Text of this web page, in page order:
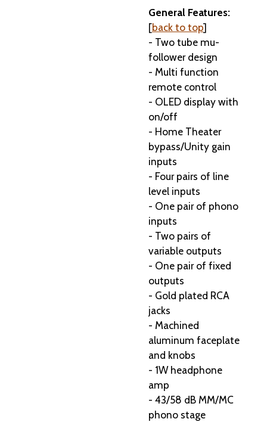
General Features:
[back to top]
- Two tube mu-
follower design
- Multi function
remote control
- OLED display with
on/off
- Home Theater
bypass/Unity gain
inputs
- Four pairs of line
level inputs
- One pair of phono
inputs
- Two pairs of
variable outputs
- One pair of fixed
outputs
- Gold plated RCA
jacks
- Machined
aluminum faceplate
and knobs
- 1W headphone
amp
- 43/58 dB MM/MC
phono stage